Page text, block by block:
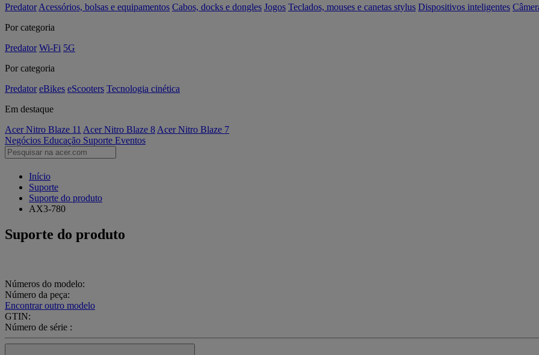
Predator Acessórios, bolsas e equipamentos Cabos, docks e dongles Jogos Teclados, mouses e canetas stylus Dispositivos inteligentes
Por categoria
Predator Wi-Fi 5G
Por categoria
Predator eBikes eScooters Tecnologia cinética
Em destaque
Acer Nitro Blaze 11 Acer Nitro Blaze 8 Acer Nitro Blaze 7
Negócios Educação Suporte Eventos
Início
Suporte
Suporte do produto
AX3-780
Suporte do produto
Números do modelo:
Número da peça:
Encontrar outro modelo
GTIN:
Número de série :